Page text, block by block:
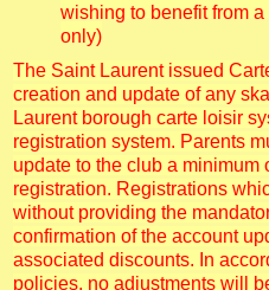
wishing to benefit from
only)
The Saint Laurent issued
creation and update of any
Laurent borough carte loisir
registration system. Parents
update to the club a minimum
registration. Registrations
without providing the
confirmation of the account
associated discounts. In
policies, no adjustments will